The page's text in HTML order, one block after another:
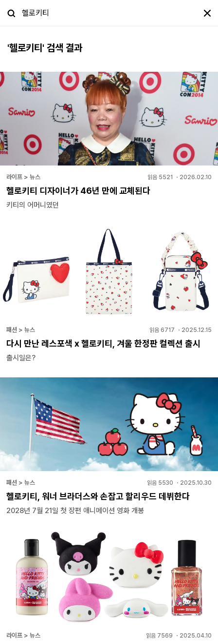
'헬로키티 ' 검색 결과
라이프 > 뉴스 읽음 5521 ・ 2026.02.10
헬로키티 디자이너가 46년 만에 교체된다
키티의 어머니였던
패션 > 뉴스 읽음 6717 ・ 2025.12.15
다시 만난 레스포색 x 헬로키티, 겨울 한정판 컬렉션 출시
출시일은?
패션 > 뉴스 읽음 5530 ・ 2025.10.30
헬로키티, 워너 브라더스와 손잡고 할리우드 데뷔한다
2028년 7월 21일 첫 장편 애니메이션 영화 개봉
라이프 > 뉴스 읽음 7569 ・ 2025.04.10